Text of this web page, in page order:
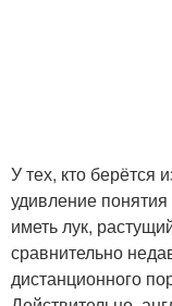
У тех, кто берётся
удивление
иметь лук,
сравнительно
дистанционного